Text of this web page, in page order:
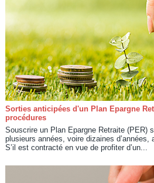
Sorties anticipées d'un Plan Epargne
procédures
Souscrire un Plan Epargne Retraite (PER)
plusieurs années, voire dizaines d’années,
S’il est contracté en vue de profiter d’un...